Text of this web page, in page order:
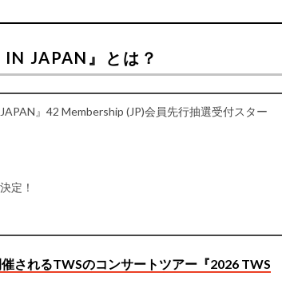
JAPAN』とは？
』42 Membership (JP)会員先行抽選受付スター
定！
されるTWSのコンサートツアー『2026 TWS